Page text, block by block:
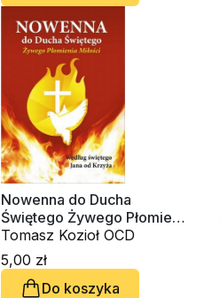
Nowenna do Ducha
Świętego Żywego Płomienia
Miłości według św. Jana od
Krzyża
Tomasz Kozioł OCD
5,00 zł
Do koszyka